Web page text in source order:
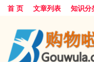
首 页 文章列表 知识分